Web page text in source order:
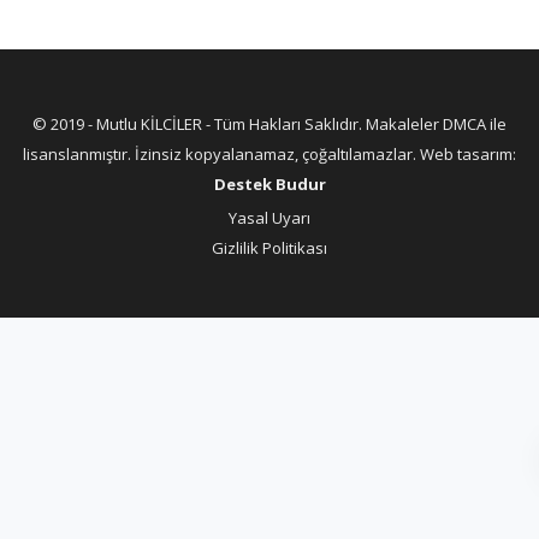
© 2019 - Mutlu KİLCİLER - Tüm Hakları Saklıdır. Makaleler DMCA ile
lisanslanmıştır. İzinsiz kopyalanamaz, çoğaltılamazlar. Web tasarım:
Destek Budur
Yasal Uyarı
Gizlilik Politikası